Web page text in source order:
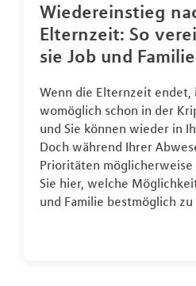
Wiedereinstieg
Elternzeit: So
sie Job und Familie
Wenn die Elternzeit endet,
womöglich schon in der
und Sie können wieder in
Doch während Ihrer
Prioritäten möglicherweise
Sie hier, welche
und Familie bestmöglich